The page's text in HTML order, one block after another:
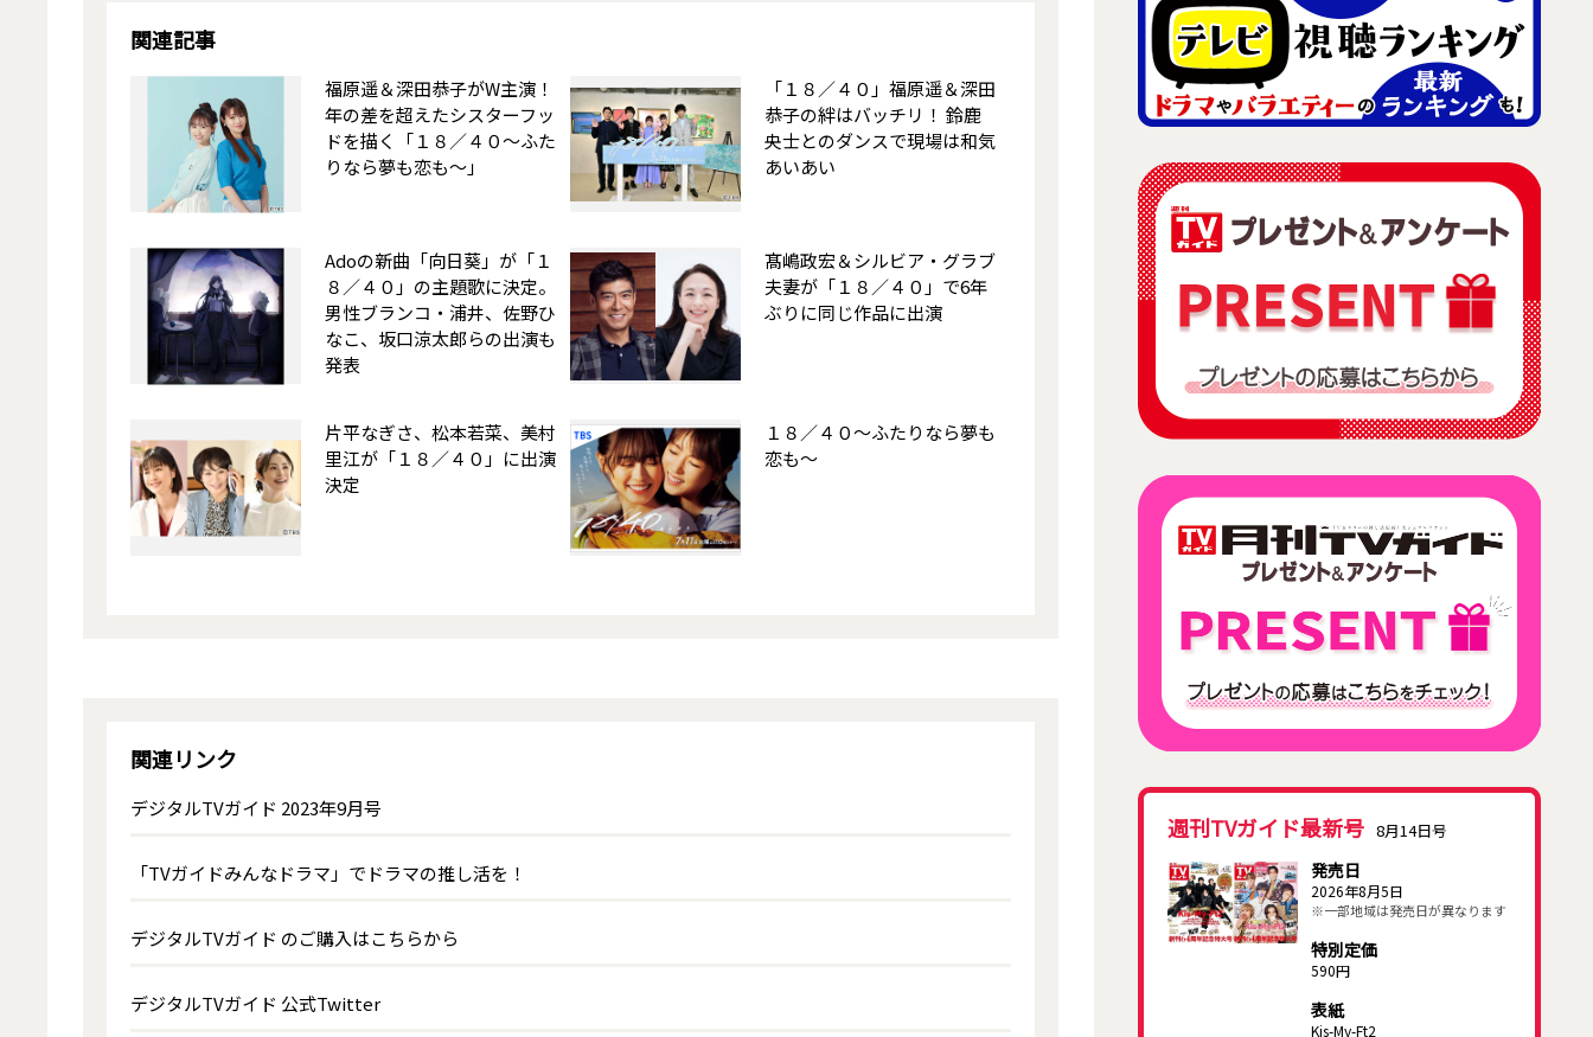
関連記事
福原遥＆深田恭子がW主演！
年の差を超えたシスターフッ
ドを描く「１８／４０～ふた
りなら夢も恋も～」
「１８／４０」福原遥＆深田
恭子の絆はバッチリ！ 鈴鹿
央士とのダンスで現場は和気
あいあい
Adoの新曲「向日葵」が「１
８／４０」の主題歌に決定。
男性ブランコ・浦井、佐野ひ
なこ、坂口涼太郎らの出演も
発表
髙嶋政宏＆シルビア・グラブ
夫妻が「１８／４０」で6年
ぶりに同じ作品に出演
片平なぎさ、松本若菜、美村
里江が「１８／４０」に出演
決定
１８／４０～ふたりなら夢も
恋も～
関連リンク
デジタルTVガイド 2023年9月号
「TVガイドみんなドラマ」でドラマの推し活を！
デジタルTVガイド のご購入はこちらから
デジタルTVガイド 公式Twitter
週刊TVガイド最新号 8月14日号
発売日
2026年8月5日
※一部地域は発売日が異なります
特別定価
590円
表紙
Kis-My-Ft2